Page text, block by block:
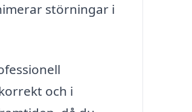
störningar i
och i